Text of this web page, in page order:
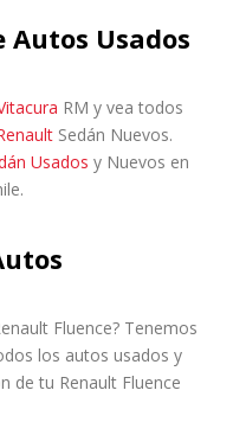
Autos Usados
RM y vea todos
Sedán Nuevos.
Usados y Nuevos en
Fluence? Tenemos
los autos usados y
de tu Renault Fluence